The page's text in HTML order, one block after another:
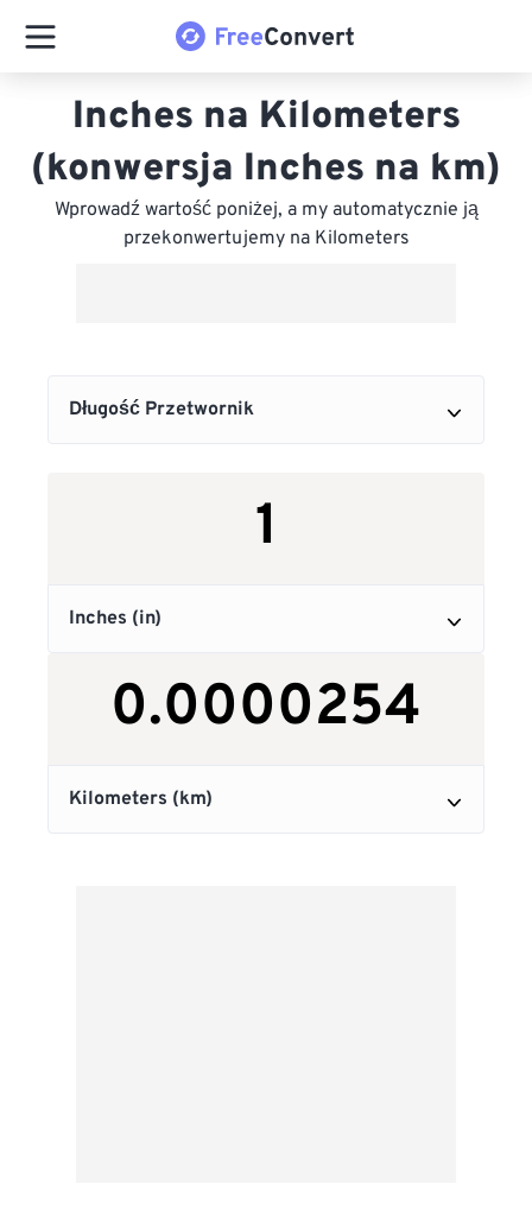
Inches na Kilometers
(konwersja Inches na km)
Wprowadź wartość poniżej, a my automatycznie ją
przekonwertujemy na Kilometers